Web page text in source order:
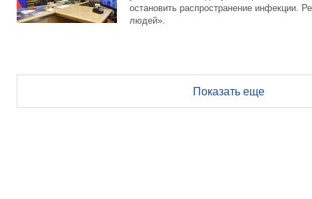
остановить распространение инфекции.
людей».
Показать еще